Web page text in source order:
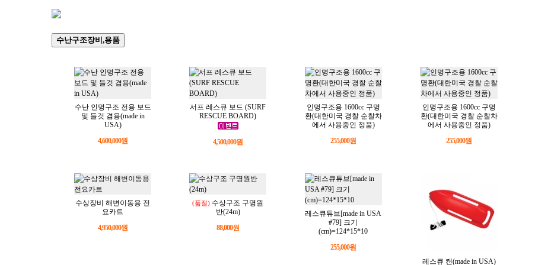
수난구조장비,용품
수난 인명구조 전용 보드
및 들것 겸용(made in
USA)
4,600,000원
서프 레스큐 보드 (SURF
RESCUE BOARD)
4,500,000원
인명구조용 1600cc 구명
환(대한미국 경찰 순찰차
에서 사용중인 정품)
255,000원
인명구조용 1600cc 구명
환(대한미국 경찰 순찰차
에서 사용중인 정품)
255,000원
수상장비 해변이동용 전
요카트
4,950,000원
(품절) 수상구조 구명원
반(24m)
88,000원
레스큐튜브[made in USA
#79] 크기
(cm)=124*15*10
255,000원
레스큐 캔(made in USA)